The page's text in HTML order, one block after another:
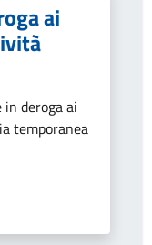
ai
deroga ai
temporanea